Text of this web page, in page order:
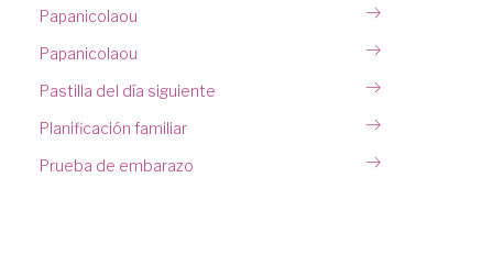
Papanicolaou
Papanicolaou
Pastilla del día siguiente
Planificación familiar
Prueba de embarazo